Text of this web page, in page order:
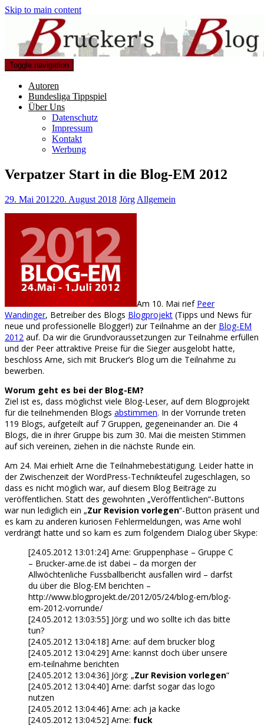
Skip to main content
Toggle navigation
Autoren
Bundesliga Tippspiel
Über Uns
Datenschutz
Impressum
Kontakt
Werbung
Verpatzer Start in die Blog-EM 2012
29. Mai 201220. August 2018 Jörg Allgemein
Am 10. Mai rief Peer
Wandinger, Betreiber des Blogs Blogprojekt (Tipps und News für
neue und professionelle Blogger!) zur Teilnahme an der Blog-EM
2012 auf. Da wir die Grundvoraussetzungen zur Teilnahme erfüllen
und der Peer attraktive Preise für die Sieger ausgelobt hatte,
beschloss Arne, sich mit Brucker’s Blog um die Teilnahme zu
bewerben.
Worum geht es bei der Blog-EM?
Ziel ist es, dass möglichst viele Blog-Leser, auf dem Blogprojekt
für die teilnehmenden Blogs abstimmen. In der Vorrunde treten
119 Blogs, aufgeteilt auf 7 Gruppen, gegeneinander an. Die 4
Blogs, die in ihrer Gruppe bis zum 30. Mai die meisten Stimmen
auf sich vereinen, ziehen in die nächste Runde ein.
Am 24. Mai erhielt Arne die Teilnahmebestätigung. Leider hatte in
der Zwischenzeit der WordPress-Technikteufel zugeschlagen, so
dass es nicht möglich war, auf diesem Blog Beiträge zu
veröffentlichen. Statt des gewohnten „Veröffentlichen“-Buttons
war nun lediglich ein „Zur Revision vorlegen“-Button präsent und
es kam zu anderen kuriosen Fehlermeldungen, was Arne wohl
verdrängt hatte und so kam es zum folgendem Dialog über Skype:
[24.05.2012 13:01:24] Arne: Gruppenphase – Gruppe C
– Brucker-arne.de ist dabei – da morgen der
Allwöchtenliche Fussballbericht ausfallen wird – darfst
du über die Blog-EM berichten –
http://www.blogprojekt.de/2012/05/24/blog-em/blog-
em-2012-vorrunde/
[24.05.2012 13:03:55] Jörg: und wo sollte ich das bitte
tun?
[24.05.2012 13:04:18] Arne: auf dem brucker blog
[24.05.2012 13:04:29] Arne: kannst doch über unsere
em-teilnahme berichten
[24.05.2012 13:04:36] Jörg: „Zur Revision vorlegen“
[24.05.2012 13:04:40] Arne: darfst sogar das logo
nutzen
[24.05.2012 13:04:46] Arne: ach ja kacke
[24.05.2012 13:04:52] Arne: fuck